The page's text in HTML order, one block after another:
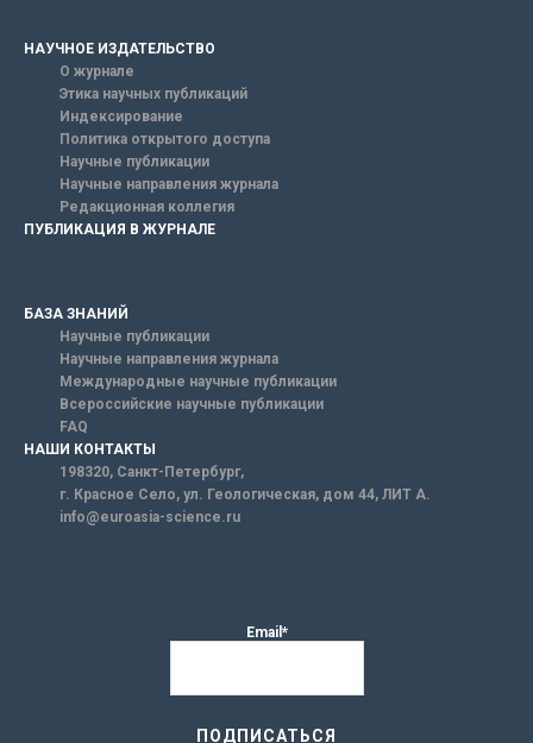
НАУЧНОЕ ИЗДАТЕЛЬСТВО
О журнале
Этика научных публикаций
Индексирование
Политика открытого доступа
Научные публикации
Научные направления журнала
Редакционная коллегия
ПУБЛИКАЦИЯ В ЖУРНАЛЕ
БАЗА ЗНАНИЙ
Научные публикации
Научные направления журнала
Международные научные публикации
Всероссийские научные публикации
FAQ
НАШИ КОНТАКТЫ
198320, Санкт-Петербург,
г. Красное Село, ул. Геологическая, дом 44, ЛИТ А.
info@euroasia-science.ru
Email*